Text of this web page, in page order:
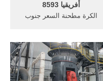
أفريقيا 8593
الكرة مطحنة السعر جنوب
المطرقة مطحنة المعدات ...